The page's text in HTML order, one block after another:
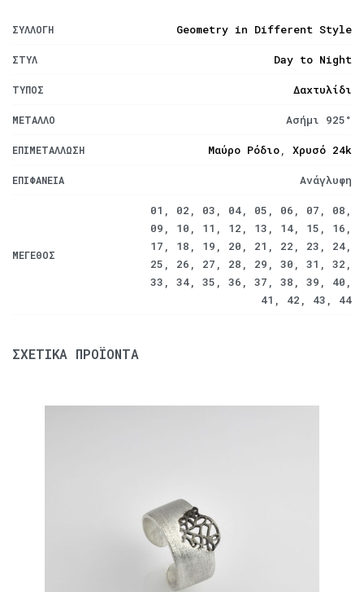
ΣΥΛΛΟΓΉ Geometry in Different Style
ΣΤΥΛ Day to Night
ΤΎΠΟΣ Δαχτυλίδι
ΜΈΤΑΛΛΟ Ασήμι 925°
ΕΠΙΜΕΤΆΛΛΩΣΗ Μαύρο Ρόδιο, Χρυσό 24k
ΕΠΙΦΆΝΕΙΑ Ανάγλυφη
ΜΈΓΕΘΟΣ
01, 02, 03, 04, 05, 06, 07, 08,
09, 10, 11, 12, 13, 14, 15, 16,
17, 18, 19, 20, 21, 22, 23, 24,
25, 26, 27, 28, 29, 30, 31, 32,
33, 34, 35, 36, 37, 38, 39, 40,
41, 42, 43, 44
ΣΧΕΤΙΚΆ ΠΡΟΪΌΝΤΑ